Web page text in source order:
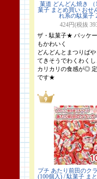
菓道 どんどん焼き （
菓子 まとめ買い おせ
れ系の駄菓子
424円(税抜
ザ・駄菓子★ パッケ
もかわいく
どんどんとまつりばや
てきそうでわくわくし
カリカリの食感が◎
です★
プチ あたり前田のク
(100個入) / 駄菓子 ま